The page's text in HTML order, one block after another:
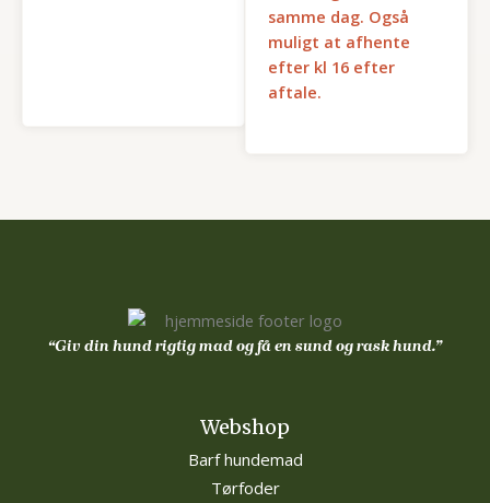
samme dag. Også
muligt at afhente
efter kl 16 efter
aftale.
“Giv din hund rigtig mad og få en sund og rask hund.”
Webshop
Barf hundemad
Tørfoder